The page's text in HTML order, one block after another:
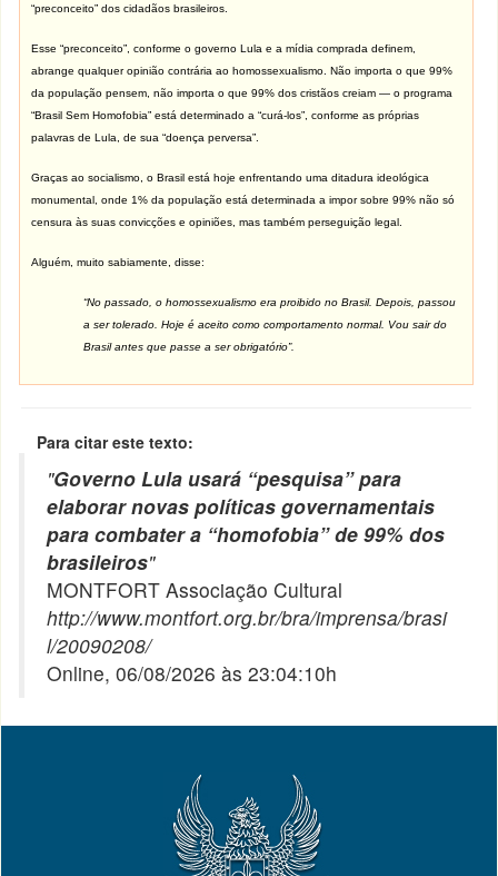
“preconceito” dos cidadãos brasileiros.
Esse “preconceito”, conforme o governo Lula e a mídia comprada definem,
abrange qualquer opinião contrária ao homossexualismo. Não importa o que 99%
da população pensem, não importa o que 99% dos cristãos creiam — o programa
“Brasil Sem Homofobia” está determinado a “curá-los”, conforme as próprias
palavras de Lula, de sua “doença perversa”.
Graças ao socialismo, o Brasil está hoje enfrentando uma ditadura ideológica
monumental, onde 1% da população está determinada a impor sobre 99% não só
censura às suas convicções e opiniões, mas também perseguição legal.
Alguém, muito sabiamente, disse:
“No passado, o homossexualismo era proibido no Brasil. Depois, passou
a ser tolerado. Hoje é aceito como comportamento normal. Vou sair do
Brasil antes que passe a ser obrigatório”.
Para citar este texto:
"Governo Lula usará “pesquisa” para
elaborar novas políticas governamentais
para combater a “homofobia” de 99% dos
brasileiros"
MONTFORT Associação Cultural
http://www.montfort.org.br/bra/imprensa/brasi
l/20090208/
Online, 06/08/2026 às 23:04:10h